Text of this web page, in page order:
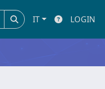
IT LOGIN